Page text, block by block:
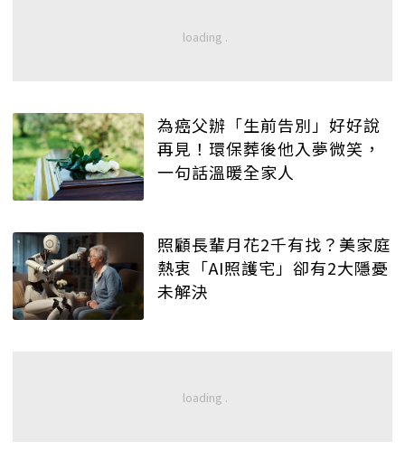
為癌父辦「生前告別」好好說
再見！環保葬後他入夢微笑，
一句話溫暖全家人
照顧長輩月花2千有找？美家庭
熱衷「AI照護宅」卻有2大隱憂
未解決